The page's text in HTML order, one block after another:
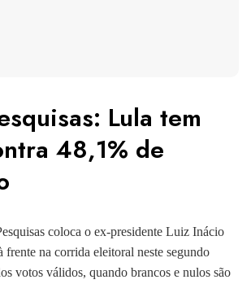
Lula tem
48,1% de
coloca o ex-presidente Luiz Inácio
na corrida eleitoral neste segundo
votos válidos, quando brancos e nulos são